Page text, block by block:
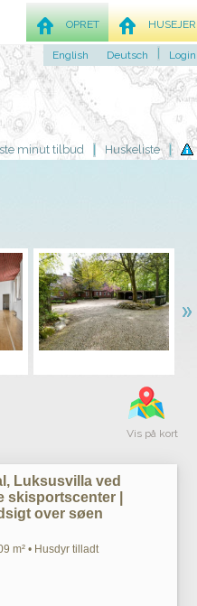
minut tilbud Huskeliste
Vis på kort
Luksusvilla ved
|
over søen
m² • Husdyr tilladt
HUSEJER
OPRET
English Deutsch Login